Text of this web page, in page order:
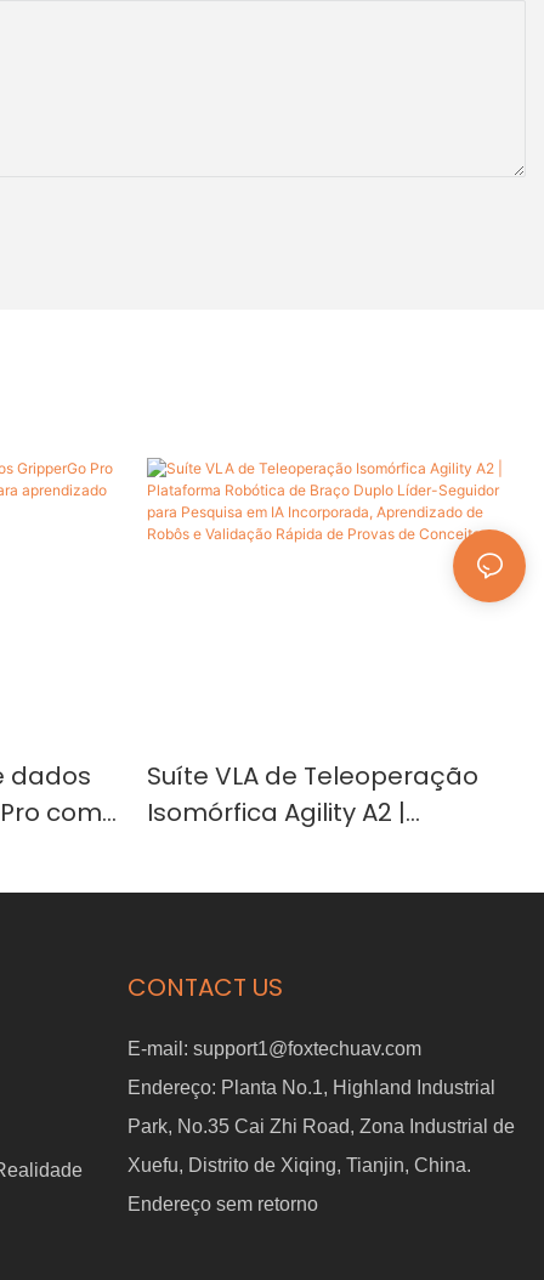
dados
com
Suíte VLA de Teleoperação
Isomórfica Agility A2 |
Duplo Líder-Seguidor para
Validação Rápida de Provas
CONTACT US
E-mail: support1@foxtechuav.com
Endereço: Planta No.1, Highland Industrial
Park, No.35 Cai Zhi Road, Zona Industrial de
Xuefu, Distrito de Xiqing, Tianjin, China.
Endereço sem retorno